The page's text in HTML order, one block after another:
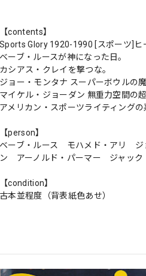
【contents】
Sports Glory 1920-1990 [スポーツ]ヒ
ベーブ・ルースが神になった日。
カシアス・クレイを撃つな。
ジョー・モンタナ スーパーボウルの魔
マイケル・ジョーダン 無重力空間の超
アメリカン・スポーツライティングの
【person】
ベーブ・ルース モハメド・アリ
ン アーノルド・パーマー ジャック
【condition】
古本並程度（背表紙色あせ）